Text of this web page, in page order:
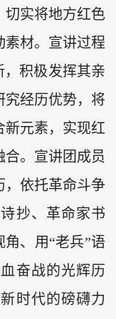
切实将地方红色
素材。宣讲过程
，积极发挥其亲
究经历优势，将
新元素，实现红
。宣讲团成员
，依托革命斗争
抄、革命家书
角、用“老兵”语
奋战的光辉历
时代的磅礴力